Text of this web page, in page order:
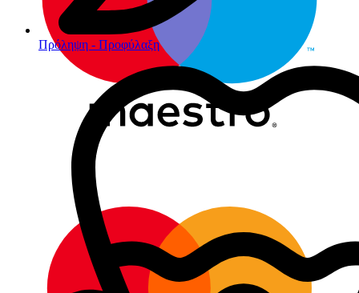
Πρόληψη - Προφύλαξη